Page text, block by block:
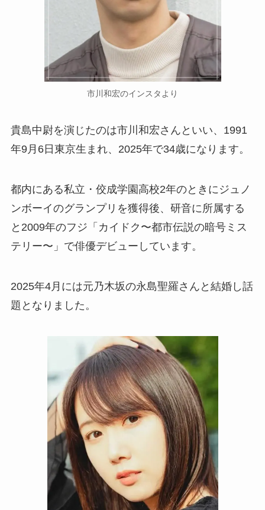
市川和宏のインスタより
貴島中尉を演じたのは市川和宏さんといい、1991
年9月6日東京生まれ、2025年で34歳になります。
都内にある私立・佼成学園高校2年のときにジュノ
ンボーイのグランプリを獲得後、研音に所属する
と2009年のフジ「カイドク〜都市伝説の暗号ミス
テリー〜」で俳優デビューしています。
2025年4月には元乃木坂の永島聖羅さんと結婚し話
題となりました。